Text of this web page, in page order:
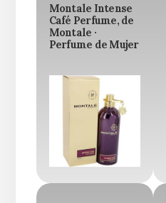
Montale Intense
Café Perfume, de
Montale ·
Perfume de Mujer